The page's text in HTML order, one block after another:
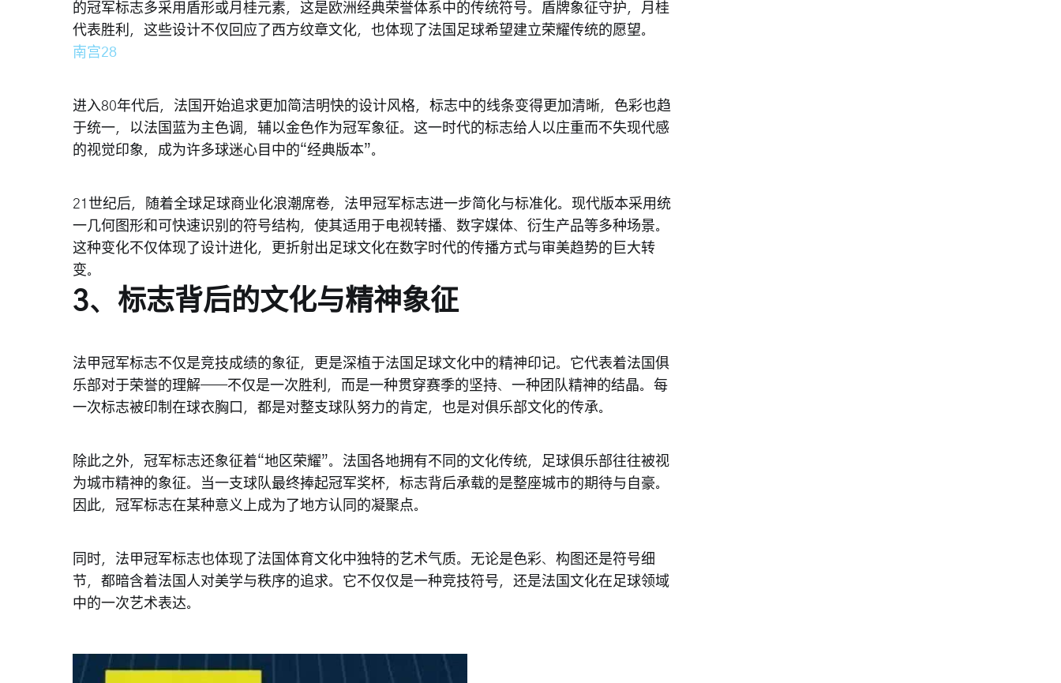
的冠军标志多采用盾形或月桂元素，这是欧洲经典荣誉体系中的传统符号。盾牌象征守护，月桂
代表胜利，这些设计不仅回应了西方纹章文化，也体现了法国足球希望建立荣耀传统的愿望。
南宫28
进入80年代后，法国开始追求更加简洁明快的设计风格，标志中的线条变得更加清晰，色彩也趋
于统一，以法国蓝为主色调，辅以金色作为冠军象征。这一时代的标志给人以庄重而不失现代感
的视觉印象，成为许多球迷心目中的“经典版本”。
21世纪后，随着全球足球商业化浪潮席卷，法甲冠军标志进一步简化与标准化。现代版本采用统
一几何图形和可快速识别的符号结构，使其适用于电视转播、数字媒体、衍生产品等多种场景。
这种变化不仅体现了设计进化，更折射出足球文化在数字时代的传播方式与审美趋势的巨大转
变。
3、标志背后的文化与精神象征
法甲冠军标志不仅是竞技成绩的象征，更是深植于法国足球文化中的精神印记。它代表着法国俱
乐部对于荣誉的理解——不仅是一次胜利，而是一种贯穿赛季的坚持、一种团队精神的结晶。每
一次标志被印制在球衣胸口，都是对整支球队努力的肯定，也是对俱乐部文化的传承。
除此之外，冠军标志还象征着“地区荣耀”。法国各地拥有不同的文化传统，足球俱乐部往往被视
为城市精神的象征。当一支球队最终捧起冠军奖杯，标志背后承载的是整座城市的期待与自豪。
因此，冠军标志在某种意义上成为了地方认同的凝聚点。
同时，法甲冠军标志也体现了法国体育文化中独特的艺术气质。无论是色彩、构图还是符号细
节，都暗含着法国人对美学与秩序的追求。它不仅仅是一种竞技符号，还是法国文化在足球领域
中的一次艺术表达。